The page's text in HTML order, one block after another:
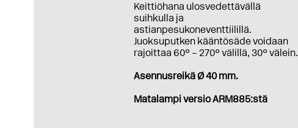
Keittiöhana ulosvedettävällä
suihkulla ja
astianpesukoneventtiilillä.
Juoksuputken kääntösäde voidaan
rajoittaa 60° – 270° välillä, 30° välein.
Asennusreikä Ø 40 mm.
Matalampi versio ARM885:stä